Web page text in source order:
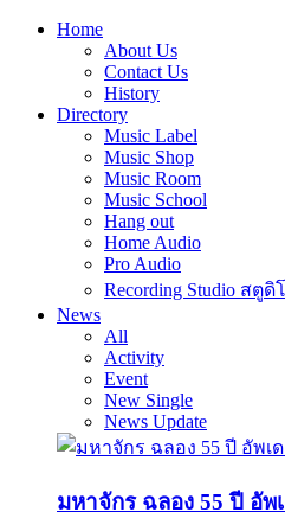
Home
About Us
Contact Us
History
Directory
Music Label
Music Shop
Music Room
Music School
Hang out
Home Audio
Pro Audio
Recording Studio สตู
News
All
Activity
Event
New Single
News Update
มหาจักร ฉลอง 55 ปี อัพ